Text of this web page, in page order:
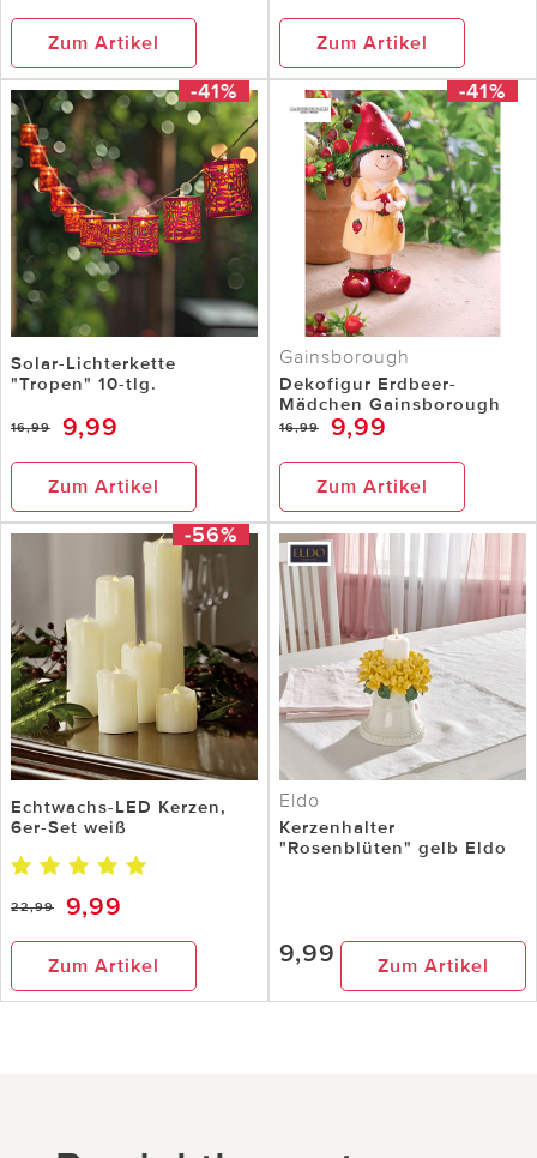
Zum Artikel Zum Artikel
-41%
Solar-Lichterkette
"Tropen" 10-tlg.
16,99 9,99
Zum Artikel
-41%
Gainsborough
Dekofigur Erdbeer-
Mädchen Gainsborough
16,99 9,99
Zum Artikel
-56%
Echtwachs-LED Kerzen,
6er-Set weiß
22,99 9,99
Zum Artikel
Eldo
Kerzenhalter
"Rosenblüten" gelb Eldo
9,99 Zum Artikel